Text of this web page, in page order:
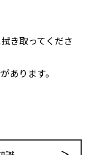
き取ってくださ
あります。